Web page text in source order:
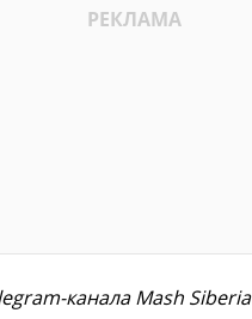
канала Mash Siberia